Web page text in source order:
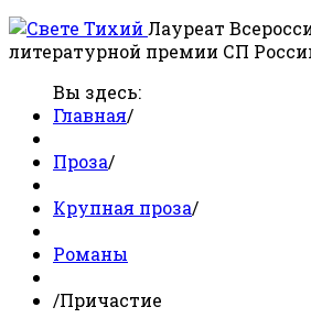
Лауреат
литературной премии СП
Вы здесь:
Главная/
Проза/
Крупная проза/
Романы
/Причастие